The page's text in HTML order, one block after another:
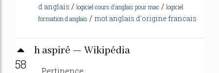
d anglais / logiciel cours d'anglais pour mac / logiciel
formation d anglais / mot anglais d'origine francais
58
h aspiré — Wikipédia
Pertinence